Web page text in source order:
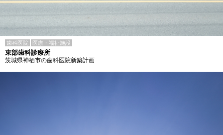
歯科医院 医療・福祉施設
東部歯科診療所
茨城県神栖市の歯科医院新築計画